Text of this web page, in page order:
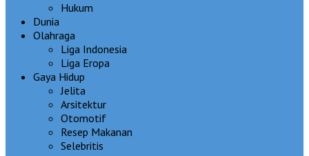
Hukum
Dunia
Olahraga
Liga Indonesia
Liga Eropa
Gaya Hidup
Jelita
Arsitektur
Otomotif
Resep Makanan
Selebritis